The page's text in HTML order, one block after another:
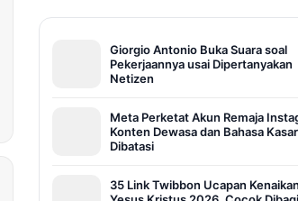
Giorgio Antonio Buka Suara soal
Pekerjaannya usai Dipertanyakan
Netizen
Meta Perketat Akun Remaja
Konten Dewasa dan Bahasa Kasar
Dibatasi
35 Link Twibbon Ucapan Kenaikan